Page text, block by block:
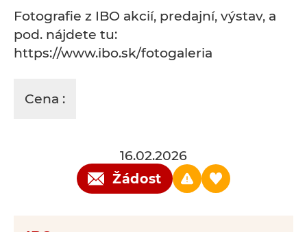
Fotografie z IBO akcií, predajní, výstav, a
pod. nájdete tu:
https://www.ibo.sk/fotogaleria
Cena :
16.02.2026
Žádost